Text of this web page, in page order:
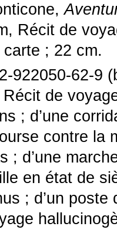
Récit de
; 22 cm.
922050-62-9
de
; d’une
contre la
; d’une
en état de
; d’un